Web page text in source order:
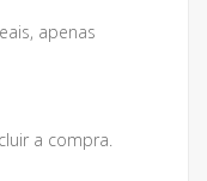
apenas
a compra.